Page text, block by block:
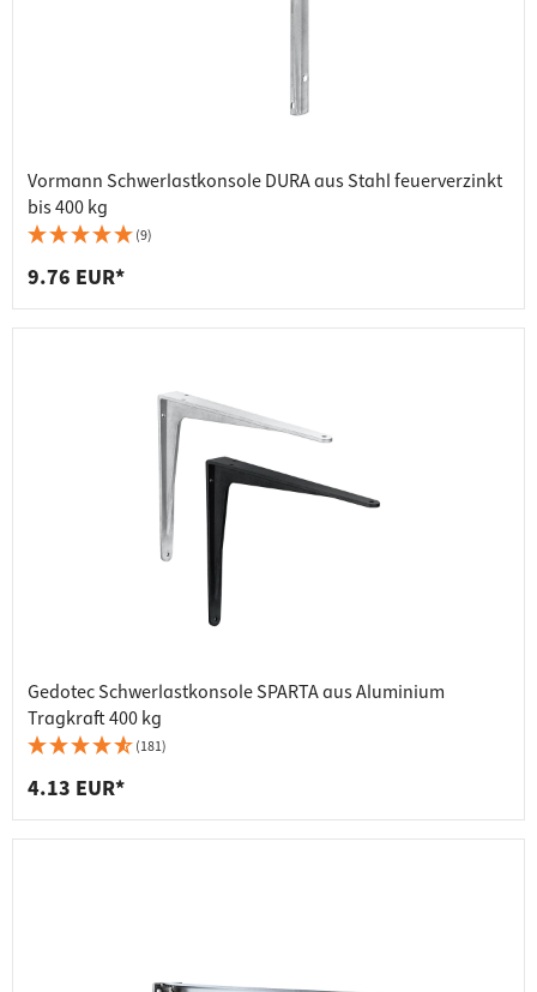
Vormann Schwerlastkonsole DURA aus Stahl feuerverzinkt
bis 400 kg
(9)
9.76 EUR*
Gedotec Schwerlastkonsole SPARTA aus Aluminium
Tragkraft 400 kg
(181)
4.13 EUR*